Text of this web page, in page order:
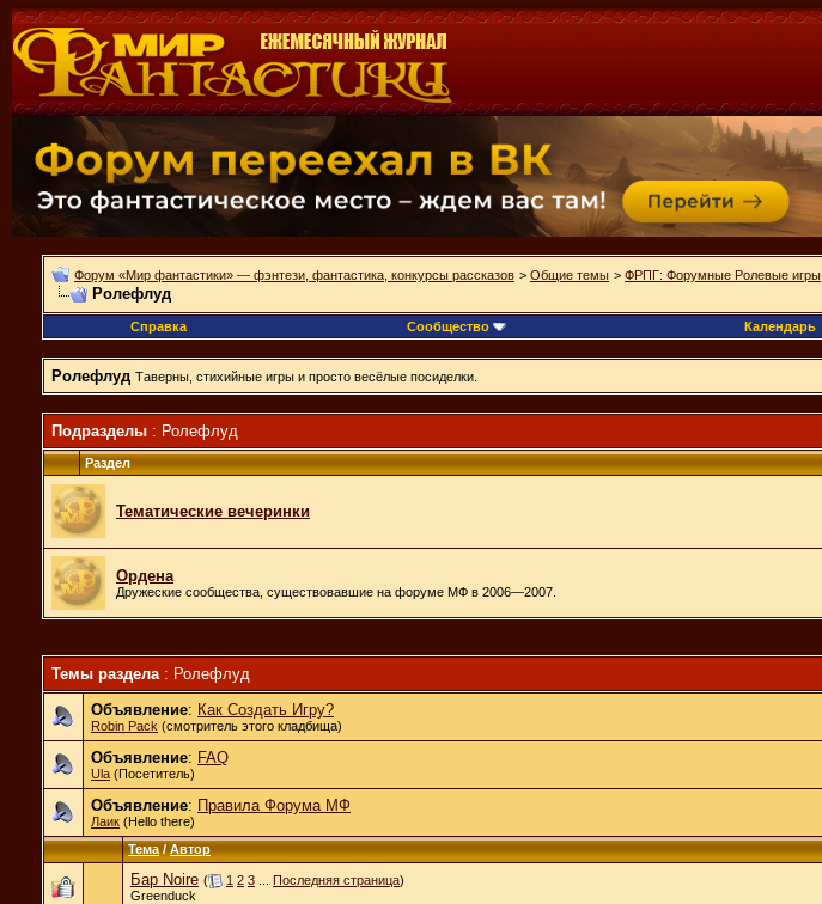
Форум «Мир фантастики» — фэнтези, фантастика, конкурсы рассказов > Общие темы > ФРПГ: Форумные Ролевые игры
Ролефлуд
Справка
Сообщество Календарь
Ролефлуд Таверны, стихийные игры и просто весёлые посиделки.
Подразделы : Ролефлуд
Раздел
Тематические вечеринки
Ордена
Дружеские сообщества, существовавшие на форуме МФ в 2006—2007.
Темы раздела : Ролефлуд
Объявление: Как Создать Игру?
Robin Pack (смотритель этого кладбища)
Объявление: FAQ
Ula (Посетитель)
Объявление: Правила Форума МФ
Лаик (Hello there)
Тема / Автор
Бар Noire ( 1 2 3 Последняя страница)
Greenduck